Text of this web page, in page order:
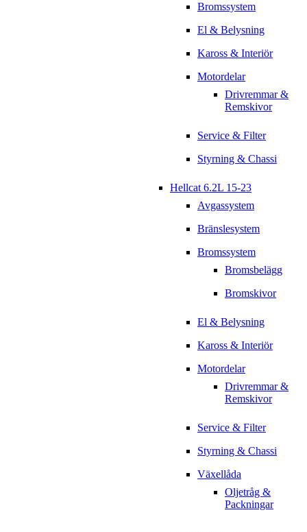
Bromssystem
El & Belysning
Kaross & Interiör
Motordelar
Drivremmar &
Remskivor
Service & Filter
Styrning & Chassi
Hellcat 6.2L 15-23
Avgassystem
Bränslesystem
Bromssystem
Bromsbelägg
Bromskivor
El & Belysning
Kaross & Interiör
Motordelar
Drivremmar &
Remskivor
Service & Filter
Styrning & Chassi
Växellåda
Oljetråg &
Packningar